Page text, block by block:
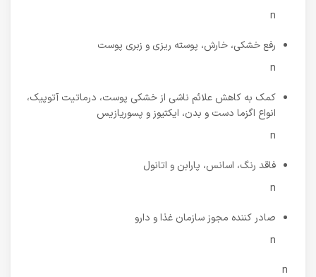
n
رفع خشکی، خارش، پوسته ریزی و زبری پوست
n
کمک به کاهش علائم ناشی از خشکی پوست، درماتیت آتوپیک،
انواع اگزما دست و بدن، ایکتیوز و پسوریازیس
n
فاقد رنگ، اسانس، پارابن و اتانول
n
صادر کننده مجوز سازمان غذا و دارو
n
n